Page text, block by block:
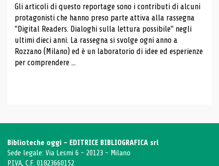
Gli articoli di questo reportage sono i contributi di alcuni
protagonisti che hanno preso parte attiva alla rassegna
"Digital Readers. Dialoghi sulla lettura possibile" negli
ultimi dieci anni. La rassegna si svolge ogni anno a
Rozzano (Milano) ed è un laboratorio di idee ed esperienze
per comprendere ...
Biblioteche oggi - EDITRICE BIBLIOGRAFICA srl
Sede legale: Via Lesmi 6 - 20123 - Milano
P.IVA, C.F. 01823660152